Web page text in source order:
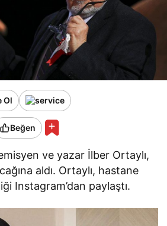
Ol
Beğen
ve yazar İlber Ortaylı,
aldı. Ortaylı, hastane
Instagram’dan paylaştı.